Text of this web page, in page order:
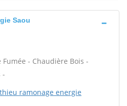
Saou
- Chaudière Bois -
-
ramonage energie